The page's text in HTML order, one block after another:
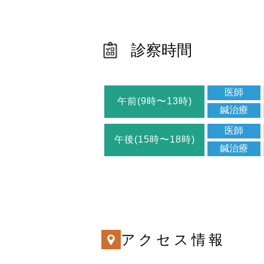
診察時間
午前(9時〜13時)
医師
鍼治療
午後(15時〜18時)
医師
鍼治療
アクセス情報